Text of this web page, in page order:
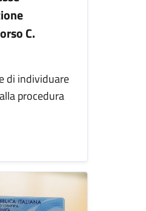
C.
di individuare
procedura